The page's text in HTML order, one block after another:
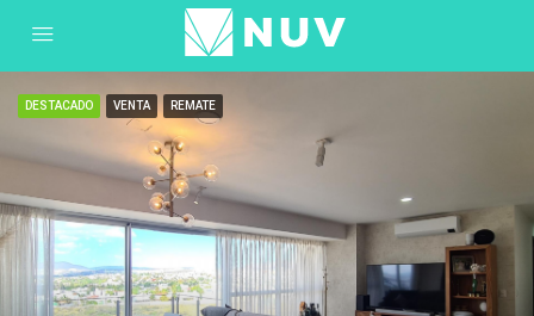
DESTACADO VENTA REMATE